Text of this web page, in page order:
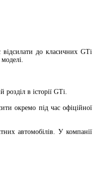
відсилати до класичних GTi
в історії GTi.
окремо під час офіційної
автомобілів. У компанії